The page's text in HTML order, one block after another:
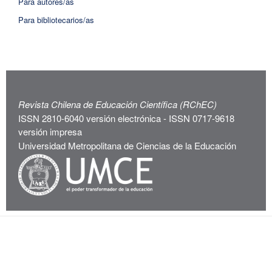
Para bibliotecarios/as
Revista Chilena de Educación Científica (RChEC)
ISSN 2810-6040 versión electrónica - ISSN 0717-9618
versión impresa
Universidad Metropolitana de Ciencias de la Educación